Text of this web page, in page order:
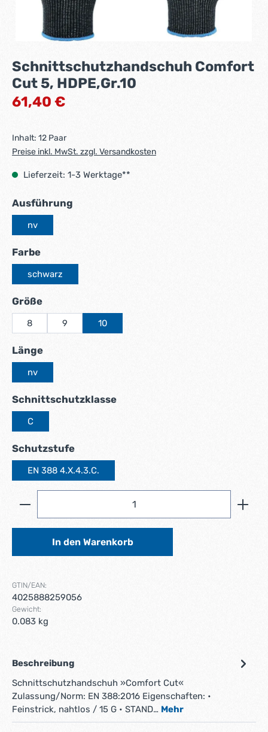
Schnittschutzhandschuh Comfort
Cut 5, HDPE,Gr.10
Regulärer Preis:
61,40 €
Inhalt: 12 Paar
Preise inkl. MwSt. zzgl. Versandkosten
Lieferzeit: 1-3 Werktage**
Ausführung
nv
Farbeauswählen
schwarz
Größeauswählen
8 9 10
Längeauswählen
nv
Schnittschutzklasseauswählen
C
Schutzstufeauswählen
EN 388 4.X.4.3.C.
Produkt Anzahl: Gib den gewünschten Wert ein
In den Warenkorb
GTIN/EAN:
4025888259056
Gewicht:
0.083 kg
Beschreibung
Schnittschutzhandschuh »Comfort Cut«
Zulassung/Norm: EN 388:2016 Eigenschaften: •
Feinstrick, nahtlos / 15 G • STAND… Mehr